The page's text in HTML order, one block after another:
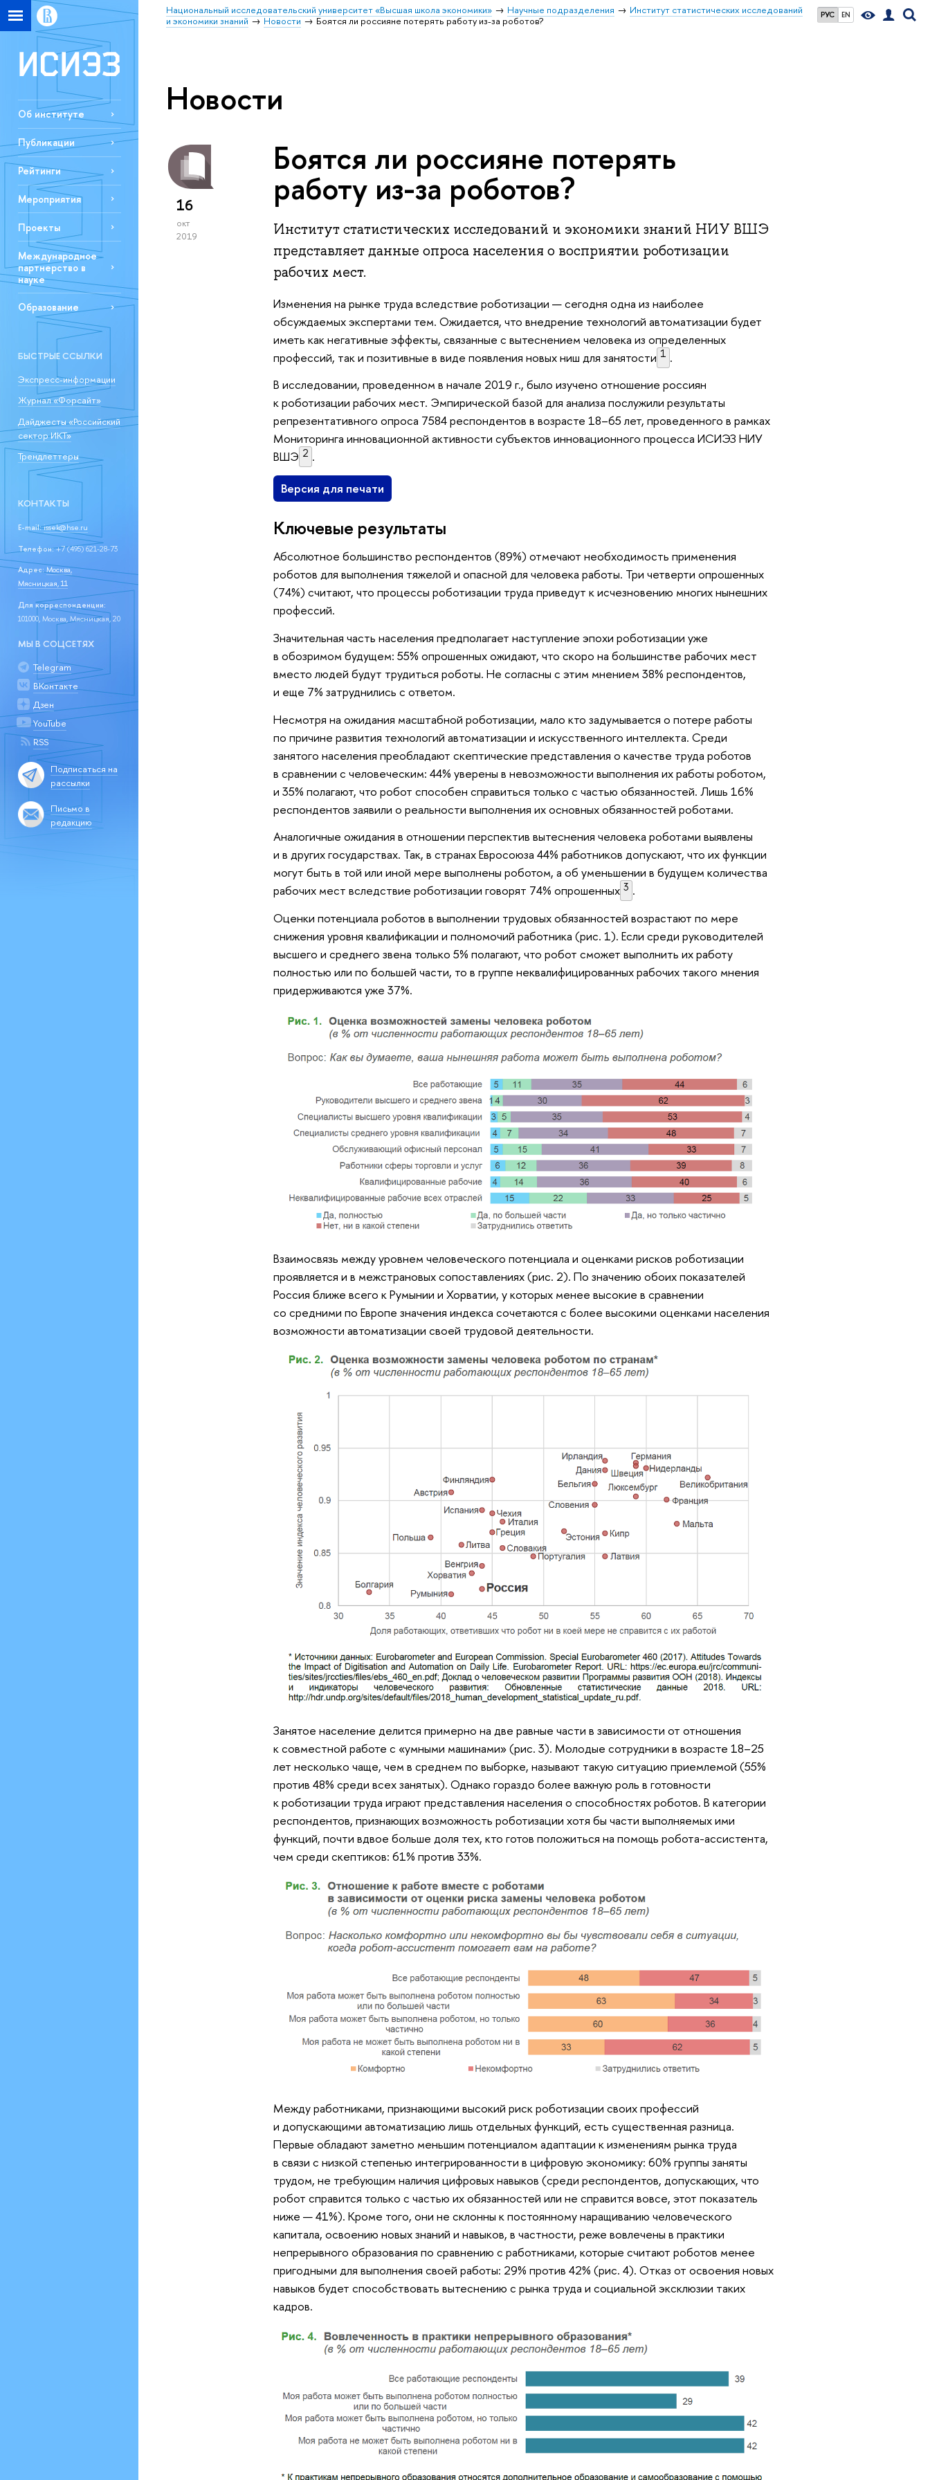
РУС EN
Национальный исследовательский университет «Высшая школа экономики» Научные подразделения
Институт статистических исследований
и экономики знаний
Новости Боятся ли россияне потерять работу из-за роботов?
Об институте
Публикации
Рейтинги
Мероприятия
Проекты
Международное
партнерство в
науке
Образование
БЫСТРЫЕ ССЫЛКИ
Экспресс-информации
Журнал «Форсайт»
Дайджесты «Российский
сектор ИКТ»
Трендлеттеры
КОНТАКТЫ
E-mail:issek@hse.ru
Телефон:+7 (495) 621-28-73
Адрес: Москва,
Мясницкая, 11
Для корреспонденции:
101000, Москва, Мясницкая, 20
МЫ В СОЦСЕТЯХ
Telegram
ВКонтакте
Дзен
YouTube
RSS
Подписаться на
рассылки
Письмо в
редакцию
Новости
16
окт
2019
Боятся ли россияне потерять
работу из-за роботов?
Институт статистических исследований и экономики знаний НИУ ВШЭ
представляет данные опроса населения о восприятии роботизации
рабочих мест.
Изменения на рынке труда вследствие роботизации — сегодня одна из наиболее
обсуждаемых экспертами тем. Ожидается, что внедрение технологий автоматизации будет
иметь как негативные эффекты, связанные с вытеснением человека из определенных
профессий, так и позитивные в виде появления новых ниш для занятости 1 .
В исследовании, проведенном в начале 2019 г., было изучено отношение россиян
к роботизации рабочих мест. Эмпирической базой для анализа послужили результаты
репрезентативного опроса 7584 респондентов в возрасте 18–65 лет, проведенного в рамках
Мониторинга инновационной активности субъектов инновационного процесса ИСИЭЗ НИУ
ВШЭ 2 .
Версия для печати
Ключевые результаты
Абсолютное большинство респондентов (89%) отмечают необходимость применения
роботов для выполнения тяжелой и опасной для человека работы. Три четверти опрошенных
(74%) считают, что процессы роботизации труда приведут к исчезновению многих нынешних
профессий.
Значительная часть населения предполагает наступление эпохи роботизации уже
в обозримом будущем: 55% опрошенных ожидают, что скоро на большинстве рабочих мест
вместо людей будут трудиться роботы. Не согласны с этим мнением 38% респондентов,
и еще 7% затруднились с ответом.
Несмотря на ожидания масштабной роботизации, мало кто задумывается о потере работы
по причине развития технологий автоматизации и искусственного интеллекта. Среди
занятого населения преобладают скептические представления о качестве труда роботов
в сравнении с человеческим: 44% уверены в невозможности выполнения их работы роботом,
и 35% полагают, что робот способен справиться только с частью обязанностей. Лишь 16%
респондентов заявили о реальности выполнения их основных обязанностей роботами.
Аналогичные ожидания в отношении перспектив вытеснения человека роботами выявлены
и в других государствах. Так, в странах Евросоюза 44% работников допускают, что их функции
могут быть в той или иной мере выполнены роботом, а об уменьшении в будущем количества
рабочих мест вследствие роботизации говорят 74% опрошенных 3 .
Оценки потенциала роботов в выполнении трудовых обязанностей возрастают по мере
снижения уровня квалификации и полномочий работника (рис. 1). Если среди руководителей
высшего и среднего звена только 5% полагают, что робот сможет выполнить их работу
полностью или по большей части, то в группе неквалифицированных рабочих такого мнения
придерживаются уже 37%.
Взаимосвязь между уровнем человеческого потенциала и оценками рисков роботизации
проявляется и в межстрановых сопоставлениях (рис. 2). По значению обоих показателей
Россия ближе всего к Румынии и Хорватии, у которых менее высокие в сравнении
со средними по Европе значения индекса сочетаются с более высокими оценками населения
возможности автоматизации своей трудовой деятельности.
Занятое население делится примерно на две равные части в зависимости от отношения
к совместной работе с «умными машинами» (рис. 3). Молодые сотрудники в возрасте 18–25
лет несколько чаще, чем в среднем по выборке, называют такую ситуацию приемлемой (55%
против 48% среди всех занятых). Однако гораздо более важную роль в готовности
к роботизации труда играют представления населения о способностях роботов. В категории
респондентов, признающих возможность роботизации хотя бы части выполняемых ими
функций, почти вдвое больше доля тех, кто готов положиться на помощь робота-ассистента,
чем среди скептиков: 61% против 33%.
Между работниками, признающими высокий риск роботизации своих профессий
и допускающими автоматизацию лишь отдельных функций, есть существенная разница.
Первые обладают заметно меньшим потенциалом адаптации к изменениям рынка труда
в связи с низкой степенью интегрированности в цифровую экономику: 60% группы заняты
трудом, не требующим наличия цифровых навыков (среди респондентов, допускающих, что
робот справится только с частью их обязанностей или не справится вовсе, этот показатель
ниже — 41%). Кроме того, они не склонны к постоянному наращиванию человеческого
капитала, освоению новых знаний и навыков, в частности, реже вовлечены в практики
непрерывного образования по сравнению с работниками, которые считают роботов менее
пригодными для выполнения своей работы: 29% против 42% (рис. 4). Отказ от освоения новых
навыков будет способствовать вытеснению с рынка труда и социальной эксклюзии таких
кадров.